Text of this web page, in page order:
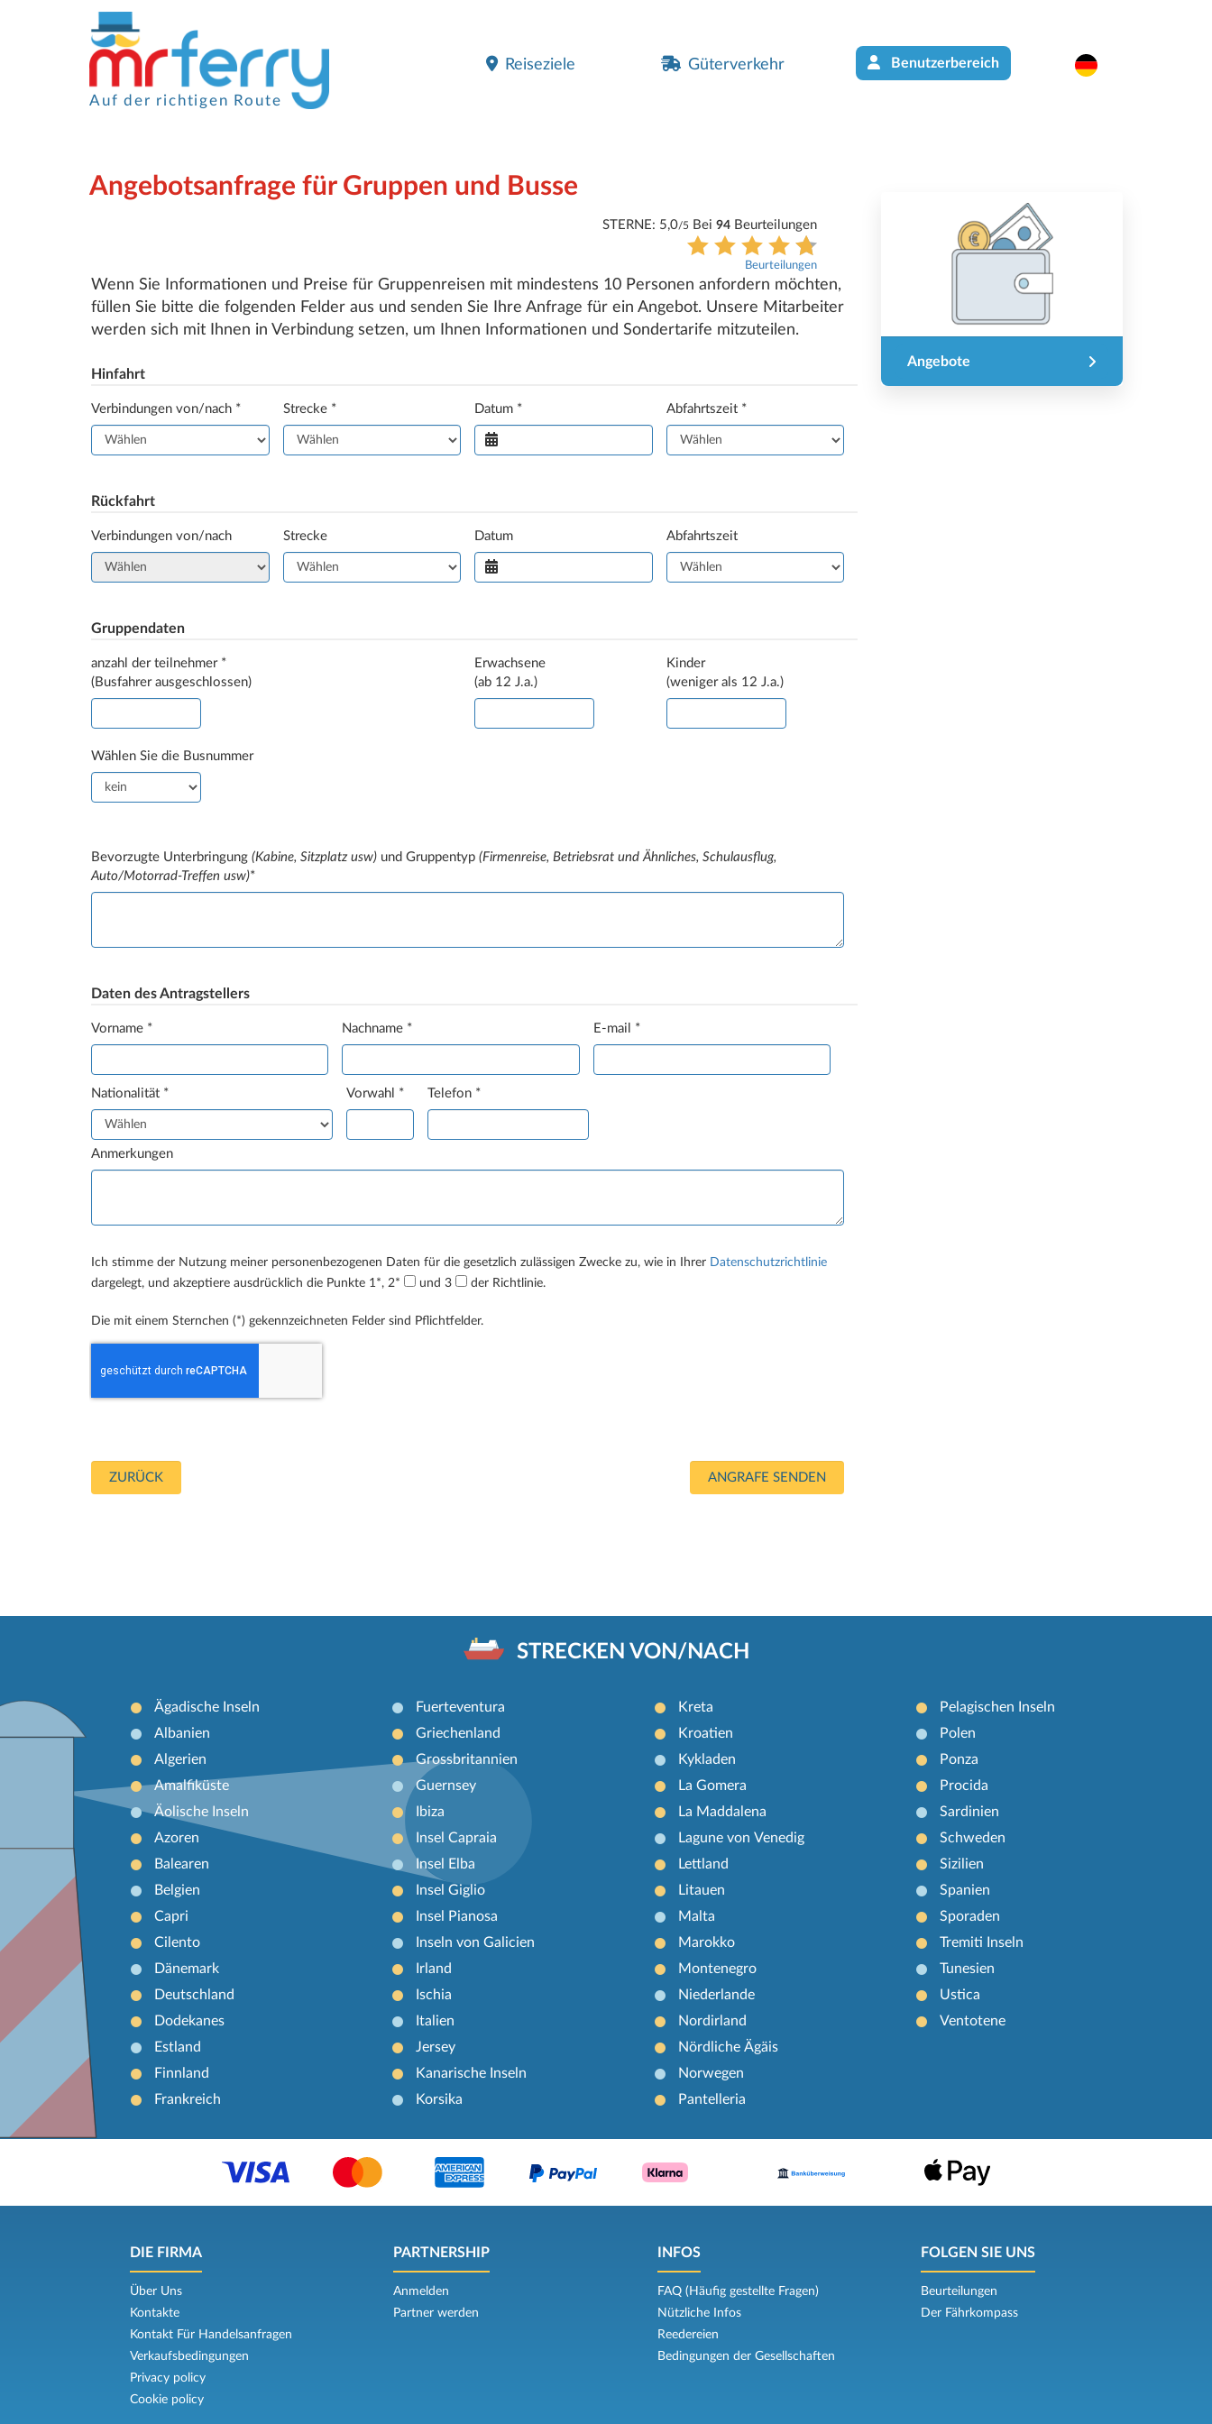
Auf der richtigen Route
Reiseziele Güterverkehr Benutzerbereich
Angebotsanfrage für Gruppen und Busse
Angebote
STRECKEN VON/NACH
Ägadische Inseln
Albanien
Algerien
Amalfiküste
Äolische Inseln
Azoren
Balearen
Belgien
Capri
Cilento
Dänemark
Deutschland
Dodekanes
Estland
Finnland
Frankreich
Fuerteventura
Griechenland
Grossbritannien
Guernsey
Ibiza
Insel Capraia
Insel Elba
Insel Giglio
Insel Pianosa
Inseln von Galicien
Irland
Ischia
Italien
Jersey
Kanarische Inseln
Korsika
Kreta
Kroatien
Kykladen
La Gomera
La Maddalena
Lagune von Venedig
Lettland
Litauen
Malta
Marokko
Montenegro
Niederlande
Nordirland
Nördliche Ägäis
Norwegen
Pantelleria
Pelagischen Inseln
Polen
Ponza
Procida
Sardinien
Schweden
Sizilien
Spanien
Sporaden
Tremiti Inseln
Tunesien
Ustica
Ventotene
DIE FIRMA
Über Uns
Kontakte
Kontakt Für Handelsanfragen
Verkaufsbedingungen
Privacy policy
Cookie policy
PARTNERSHIP
Anmelden
Partner werden
INFOS
FAQ (Häufig gestellte Fragen)
Nützliche Infos
Reedereien
Bedingungen der Gesellschaften
FOLGEN SIE UNS
Beurteilungen
Der Fährkompass